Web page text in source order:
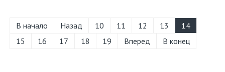
В начало Назад 10 11 12 13
14
15
16 17 18 19 Вперед В конец